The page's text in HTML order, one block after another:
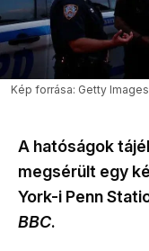
Kép forrása: Getty Images
A hatóságok
megsérült egy
York-i Penn
BBC.